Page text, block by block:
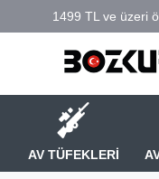
AV TÜFEKLERİ